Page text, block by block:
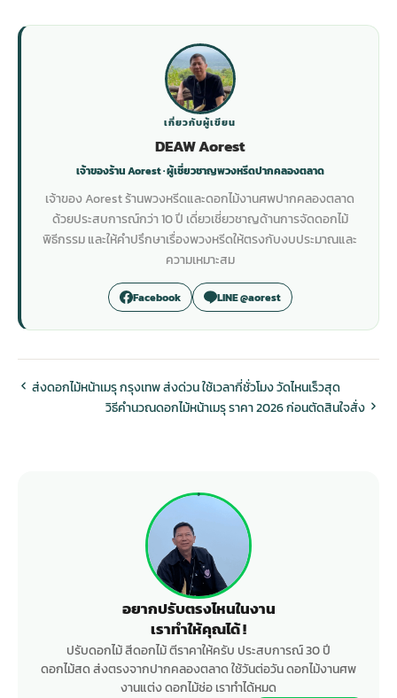
เกี่ยวกับผู้เขียน
DEAW Aorest
เจ้าของร้าน Aorest · ผู้เชี่ยวชาญพวงหรีดปากคลองตลาด
เจ้าของ Aorest ร้านพวงหรีดและดอกไม้งานศพปากคลองตลาด
ด้วยประสบการณ์กว่า 10 ปี เดี่ยวเชี่ยวชาญด้านการจัดดอกไม้
พิธีกรรม และให้คำปรึกษาเรื่องพวงหรีดให้ตรงกับงบประมาณและ
ความเหมาะสม
Facebook LINE @aorest
ส่งดอกไม้หน้าเมรุ กรุงเทพ ส่งด่วน ใช้เวลากี่ชั่วโมง วัดไหนเร็วสุด
วิธีคำนวณดอกไม้หน้าเมรุ ราคา 2026 ก่อนตัดสินใจสั่ง
อยากปรับตรงไหนในงาน
เราทำให้คุณได้ !
ปรับดอกไม้ สีดอกไม้ ตีราคาให้ครับ ประสบการณ์ 30 ปี
ดอกไม้สด ส่งตรงจากปากคลองตลาด ใช้วันต่อวัน ดอกไม้งานศพ
งานแต่ง ดอกไม้ช่อ เราทำได้หมด